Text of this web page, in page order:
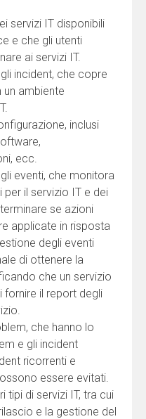
servizi IT disponibili
e che gli utenti
ai servizi IT.
incident, che copre
ambiente
inclusi
ecc.
eventi, che monitora
per il servizio IT e dei
se azioni
applicate in risposta
degli eventi
di ottenere la
che un servizio
fornire il report degli
che hanno lo
e gli incident
ricorrenti e
essere evitati.
tipi di servizi IT, tra cui
e la gestione del